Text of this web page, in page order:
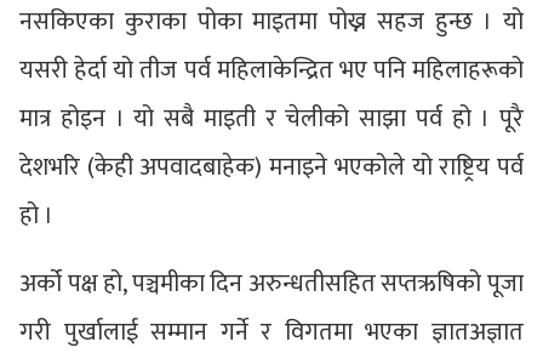
नसकिएका कुराका पोका माइतमा पोख्न सहज हुन्छ । यो
यसरी हेर्दा यो तीज पर्व महिलाकेन्द्रित भए पनि महिलाहरूको
मात्र होइन । यो सबै माइती र चेलीको साझा पर्व हो । पूरै
देशभरि (केही अपवादबाहेक) मनाइने भएकोले यो राष्ट्रिय पर्व
हो ।
अर्को पक्ष हो, पञ्चमीका दिन अरुन्धतीसहित सप्तऋषिको पूजा
गरी पुर्खालाई सम्मान गर्ने र विगतमा भएका ज्ञातअज्ञात